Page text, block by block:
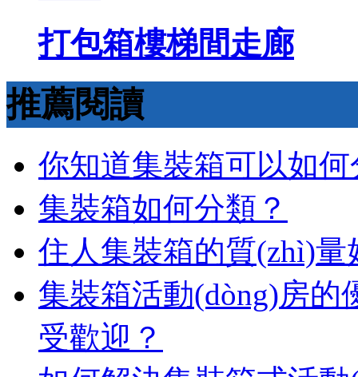
打包箱樓梯間走廊
推薦閱讀
你知道集裝箱可以如何分
集裝箱如何分類？
住人集裝箱的質(zhì)量
集裝箱活動(dòng)房的
受歡迎？